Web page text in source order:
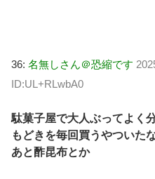
36: 名無しさん＠恐縮です
ID:UL+RLwbA0
駄菓子屋で大人ぶってよく
もどきを毎回買うやついた
あと酢昆布とか